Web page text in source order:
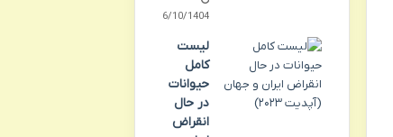
06/10/1404
لیست
کامل
حیوانات
در حال
انقراض